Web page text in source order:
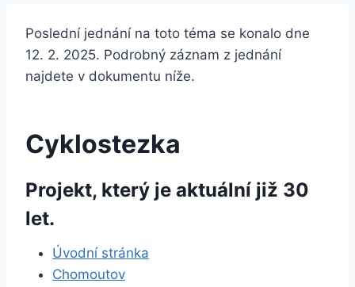
Poslední jednání na toto téma se konalo dne
12. 2. 2025. Podrobný záznam z jednání
najdete v dokumentu níže.
Cyklostezka
Projekt, který je aktuální již 30
let.
Úvodní stránka
Chomoutov